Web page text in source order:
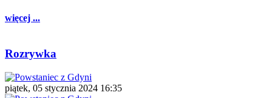
więcej ...
Rozrywka
piątek, 05 stycznia 2024 16:35